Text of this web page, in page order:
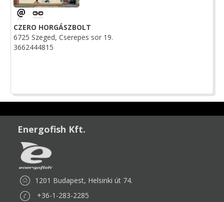
CZERO HORGÁSZBOLT
6725 Szeged, Cserepes sor 19.
3662444815
Energofish Kft.
1201 Budapest, Helsinki út 74.
+36-1-283-2285